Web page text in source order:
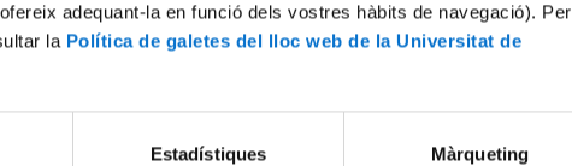
adequant-la en funció dels vostres hàbits de navegació). Per
la Política de galetes del lloc web de la Universitat de
Estadístiques Màrqueting